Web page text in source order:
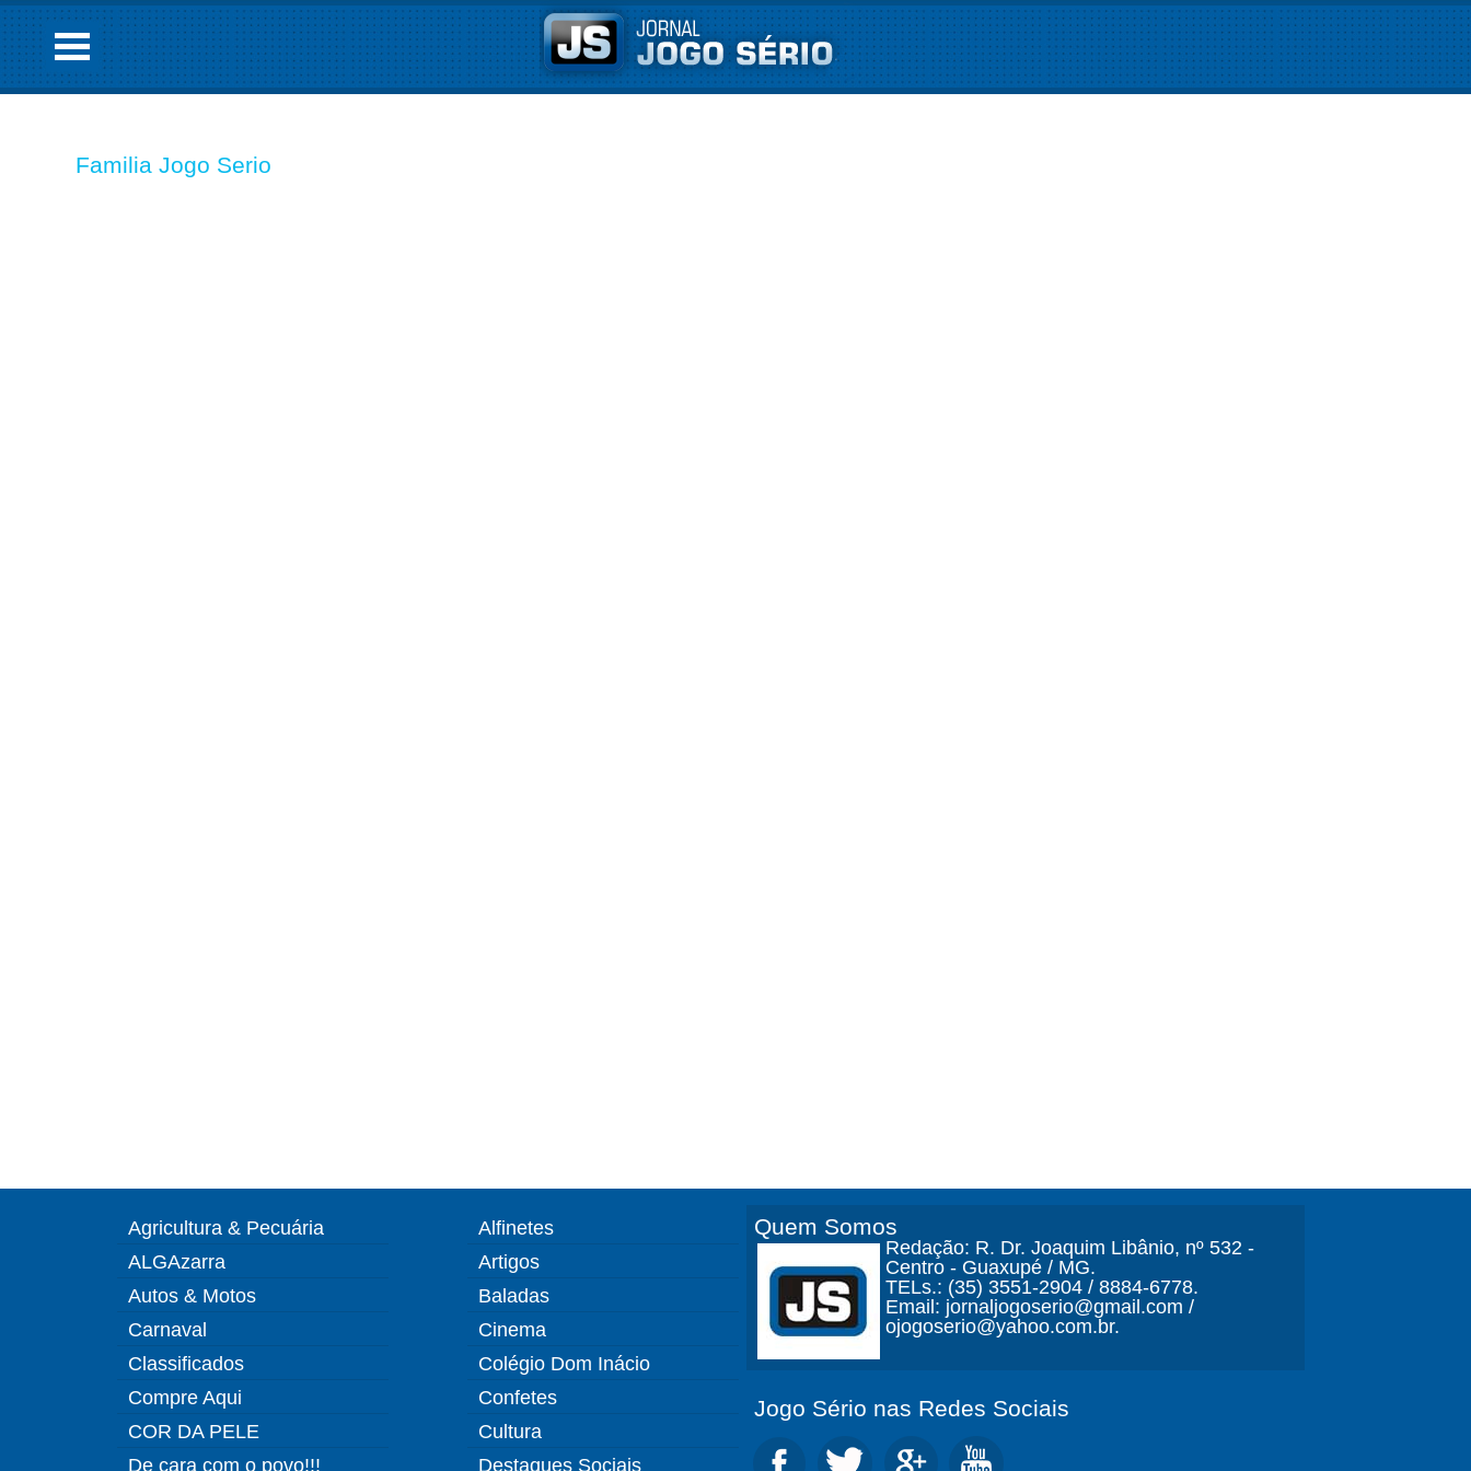
Familia Jogo Serio
Agricultura & Pecuária
ALGAzarra
Autos & Motos
Carnaval
Classificados
Compre Aqui
COR DA PELE
De cara com o povo!!!
Alfinetes
Artigos
Baladas
Cinema
Colégio Dom Inácio
Confetes
Cultura
Destaques Sociais
Quem Somos
Redação: R. Dr. Joaquim Libânio, nº 532 -
Centro - Guaxupé / MG.
TELs.: (35) 3551-2904 / 8884-6778.
Email: jornaljogoserio@gmail.com /
ojogoserio@yahoo.com.br.
Jogo Sério nas Redes Sociais